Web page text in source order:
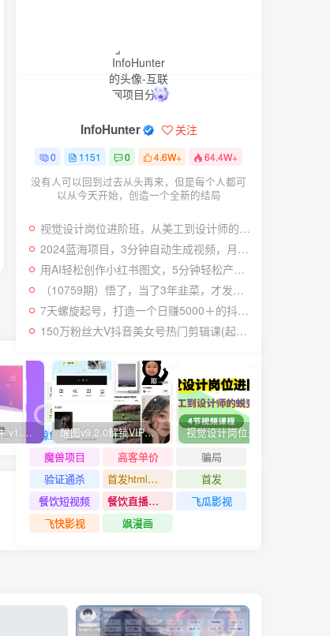
快视频制作软件 v1.1.1安卓版 醒图v9.2.0解锁VIP版_滤镜、模板免费使用
下一篇
暗影格斗2苹果版 v2.36.0官方版
InfoHunter 关注
0 1151 0 4.6W+ 64.4W+
没有人可以回到过去从头再来，但是每个人都可
以从今天开始，创造一个全新的结局
视觉设计岗位进阶班，从美工到设计师的蜕变（4节视频课程）
2024蓝海项目，3分钟自动生成视频，月入过万
用AI轻松创作小红书图文，5分钟轻松产出300条小红书爆款笔记！
（10759期）悟了，当了3年韭菜，才发现网赚圈年赚100万的核心是卖项目，含泪分享！
7天螺旋起号，打造一个日赚5000＋的抖音壁纸号（价值688）
150万粉丝大V抖音美女号热门剪辑课(起号 过原创 素材来源 无人直播 变现)
黑科技 黑白弹幕
黑灰产业链
黑核AI
黑屏撸礼物撸门票
麦片好剧
鲸鱼短视频
鲨鱼动漫
魔豆助手
魔兽项目
高客单价
骗局
验证通杀
首发html小霸王游戏网站搭建项目
首发
餐饮短视频
餐饮直播引流
飞瓜影视
飞快影视
飒漫画